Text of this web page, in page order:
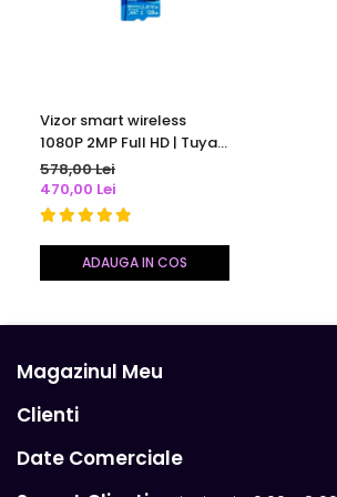
Vizor smart wireless
1080P 2MP Full HD | Tuya
Smart / Smart Life |
baterie 5000 mAh |
monitor 136 mm | senzor
bidirecțional cu anulare
578,00 Lei
470,00 Lei
ADAUGA IN COS
Magazinul Meu
Clienti
Date Comerciale